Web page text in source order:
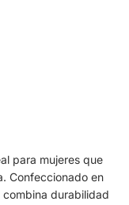
para mujeres que
Confeccionado en
durabilidad